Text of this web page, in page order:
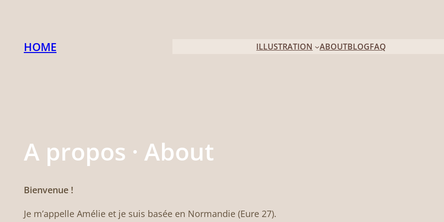
contenuHOME ILLUSTRATION ABOUTBLOGFAQ
A propos · About
Bienvenue !
Je m’appelle Amélie et je suis basée en Normandie (Eure 27).